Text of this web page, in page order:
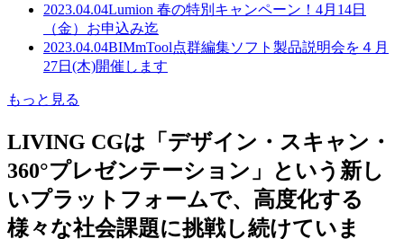
2023.04.04Lumion 春の特別キャンペーン！4月14日
（金）お申込み迄
2023.04.04BIMmTool点群編集ソフト製品説明会を４月
27日(木)開催します
もっと見る
LIVING CGは「デザイン・スキャン・
360°プレゼンテーション」という新し
いプラットフォームで、高度化する
様々な社会課題に挑戦し続けていま